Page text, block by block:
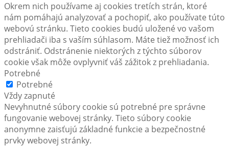
Okrem nich používame aj cookies tretích strán, ktoré
nám pomáhajú analyzovať a pochopiť, ako používate túto
webovú stránku. Tieto cookies budú uložené vo vašom
prehliadači iba s vaším súhlasom. Máte tiež možnosť ich
odstrániť. Odstránenie niektorých z týchto súborov
cookie však môže ovplyvniť váš zážitok z prehliadania.
Potrebné
Potrebné
Vždy zapnuté
Nevyhnutné súbory cookie sú potrebné pre správne
fungovanie webovej stránky. Tieto súbory cookie
anonymne zaisťujú základné funkcie a bezpečnostné
prvky webovej stránky.